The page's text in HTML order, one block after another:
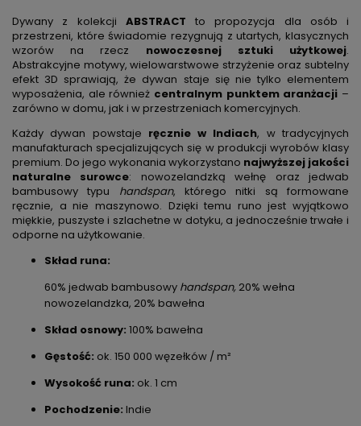
Dywany z kolekcji ABSTRACT to propozycja dla osób i
przestrzeni, które świadomie rezygnują z utartych, klasycznych
wzorów na rzecz nowoczesnej sztuki użytkowej.
Abstrakcyjne motywy, wielowarstwowe strzyżenie oraz subtelny
efekt 3D sprawiają, że dywan staje się nie tylko elementem
wyposażenia, ale również centralnym punktem aranżacji –
zarówno w domu, jak i w przestrzeniach komercyjnych.
Każdy dywan powstaje ręcznie w Indiach, w tradycyjnych
manufakturach specjalizujących się w produkcji wyrobów klasy
premium. Do jego wykonania wykorzystano najwyższej jakości
naturalne surowce: nowozelandzką wełnę oraz jedwab
bambusowy typu handspan, którego nitki są formowane
ręcznie, a nie maszynowo. Dzięki temu runo jest wyjątkowo
miękkie, puszyste i szlachetne w dotyku, a jednocześnie trwałe i
odporne na użytkowanie.
Skład runa:
60% jedwab bambusowy handspan, 20% wełna
nowozelandzka, 20% bawełna
Skład osnowy: 100% bawełna
Gęstość: ok. 150 000 węzełków / m²
Wysokość runa: ok. 1 cm
Pochodzenie: Indie